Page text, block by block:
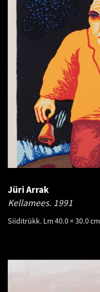
Jüri Arrak
Kellamees. 1991
Siiditrükk. Lm 40.0 × 30.0 cm